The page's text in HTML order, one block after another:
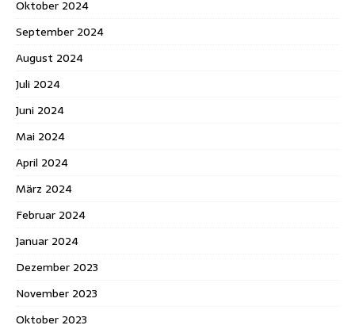
Oktober 2024
September 2024
August 2024
Juli 2024
Juni 2024
Mai 2024
April 2024
März 2024
Februar 2024
Januar 2024
Dezember 2023
November 2023
Oktober 2023